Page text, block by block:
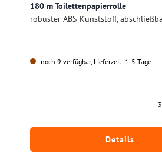
180 m Toilettenpapierrolle
robuster ABS-Kunststoff,
noch 9 verfügbar, Lieferzeit: 1-5 Tage
Details